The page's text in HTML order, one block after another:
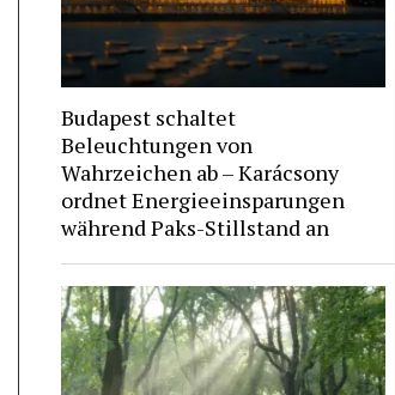
Budapest schaltet
Beleuchtungen von
Wahrzeichen ab – Karácsony
ordnet Energieeinsparungen
während Paks-Stillstand an